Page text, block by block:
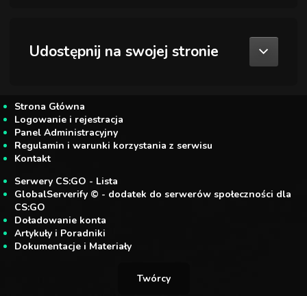
Udostępnij na swojej stronie
Strona Główna
Logowanie i rejestracja
Panel Administracyjny
Regulamin i warunki korzystania z serwisu
Kontakt
Serwery CS:GO - Lista
GlobalServerify © - dodatek do serwerów społeczności dla
CS:GO
Doładowanie konta
Artykuły i Poradniki
Dokumentacje i Materiały
Twórcy